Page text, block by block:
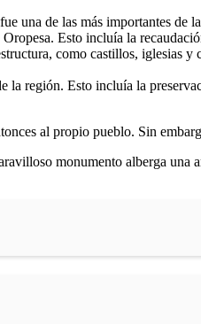
una de las más importantes de
Esto incluía la
como castillos, iglesias
región. Esto incluía la
al propio pueblo. Sin
monumento alberga una